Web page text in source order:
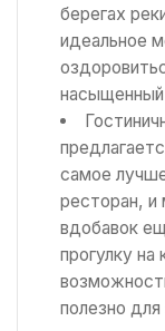
берегах
идеальное
самое
ресторан, и
вдобавок
прогулку
полезно